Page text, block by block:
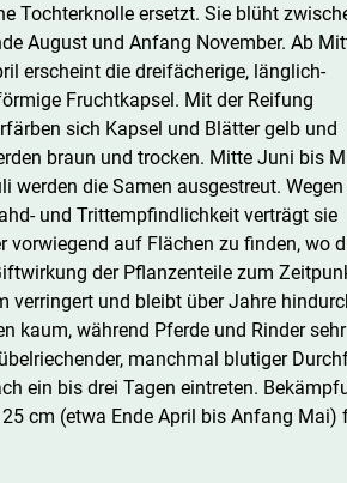
Tochterknolle ersetzt. Sie blüht
August und Anfang November. Ab
erscheint die dreifächerige, länglich-
Fruchtkapsel. Mit der Reifung
sich Kapsel und Blätter gelb und
braun und trocken. Mitte Juni bis
werden die Samen ausgestreut. Wegen
und Trittempfindlichkeit verträgt sie
auf Flächen zu finden, wo
der Pflanzenteile zum
verringert und bleibt über Jahre
kaum, während Pferde und Rinder sehr
manchmal blutiger
ein bis drei Tagen eintreten.
cm (etwa Ende April bis Anfang Mai)